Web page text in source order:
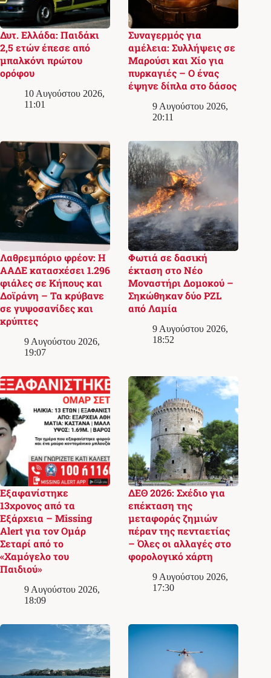
Δυτ. Ελλάδα: Παιδάκι
2,5 ετών έπεσε από
μπαλκόνι πρώτου
ορόφου
10 Αυγούστου 2026,
11:01
Συναγερμός για
αμέλεια: Συλλήψεις σε
Μαρούσι και Χίο για
πυρκαγιές – Ο ένας
έψηνε δίπλα στο δάσος
9 Αυγούστου 2026,
20:11
Λαθρεμπόριο φρέον: Η
ΑΑΔΕ κατασχέσει 1.296
φιάλες σε Κήπους και
Δοϊράνη – Τα κρύβανε
σε γυψοσανίδες και
κρύπτες
9 Αυγούστου 2026,
19:07
Φωτιά σε δασική
έκταση στο Νέο
Μοναστήρι Δομοκού –
Σηκώθηκαν δύο PZL
από Λαμία
9 Αυγούστου 2026,
18:52
Εξαφανίστηκε
13χρονος από τα
Εξάρχεια – Missing
Alert για τον Ομάρ
Σεταρί από το
«Χαμόγελο του
Παιδιού»
9 Αυγούστου 2026,
18:09
ΔΕΘ 2026: Σχέδιο για
επέκταση της
μεταφοράς ζημιών
πέραν της πενταετίας
– Όλες οι αλλαγές στο
φορολογικό χάρτη
9 Αυγούστου 2026,
17:30